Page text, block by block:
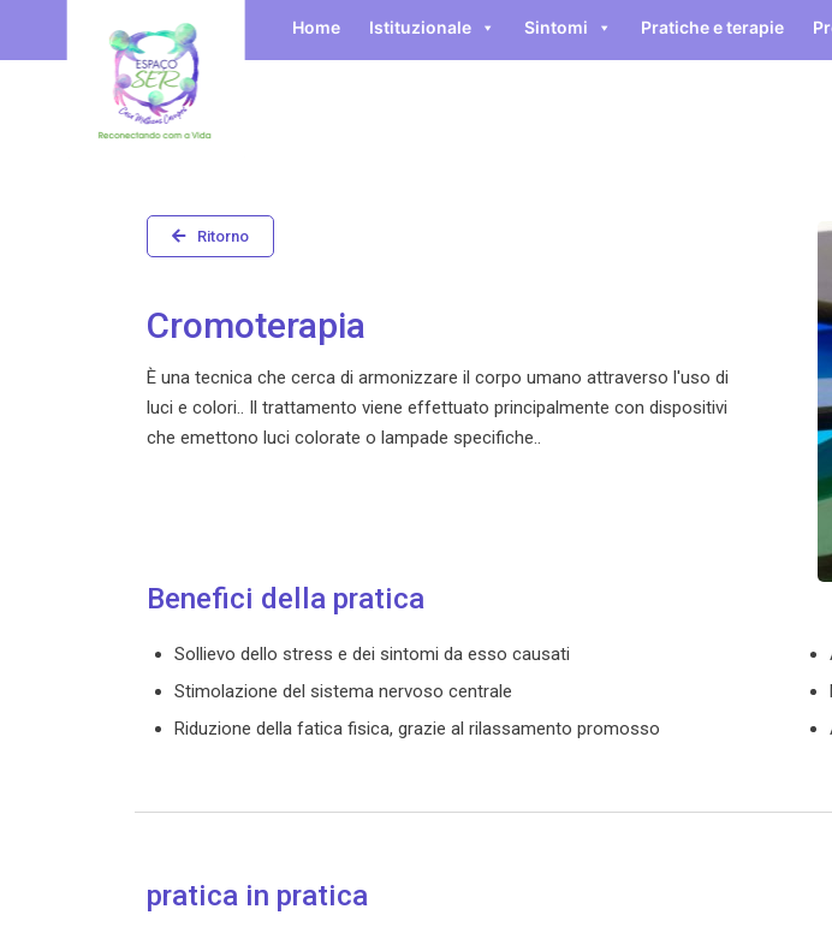
Home Istituzionale Sintomi Pratiche e terapie
Ritorno
Cromoterapia
È una tecnica che cerca di armonizzare il corpo umano attraverso l'uso di
luci e colori.. Il trattamento viene effettuato principalmente con dispositivi
che emettono luci colorate o lampade specifiche..
Benefici della pratica
Sollievo dello stress e dei sintomi da esso causati
Stimolazione del sistema nervoso centrale
Riduzione della fatica fisica, grazie al rilassamento promosso
pratica in pratica